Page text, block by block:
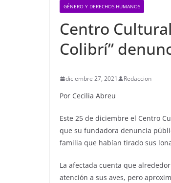
GÉNERO Y DERECHOS HUMANOS
Centro
Colibrí”
diciembre 27, 2021 Redaccion
Por Cecilia Abreu
Este 25 de diciembre el Centro
que su fundadora denuncia
familia que habían tirado sus
La afectada cuenta que
atención a sus aves, pero